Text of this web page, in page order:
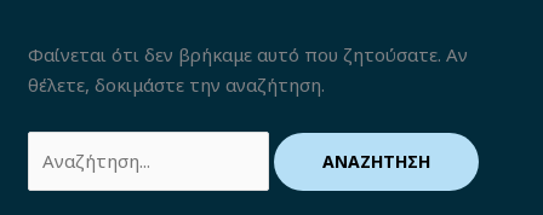
Φαίνεται ότι δεν βρήκαμε αυτό που ζητούσατε. Αν
θέλετε, δοκιμάστε την αναζήτηση.